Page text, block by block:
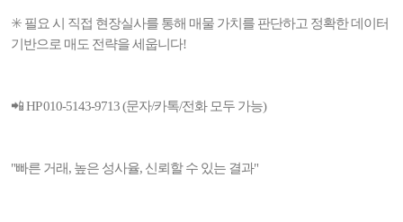
✳️ 필요 시 직접 현장실사를 통해 매물 가치를 판단하고 정확한 데이터
기반으로 매도 전략을 세웁니다!
📲 HP 010-5143-9713 (문자/카톡/전화 모두 가능)
"빠른 거래, 높은 성사율, 신뢰할 수 있는 결과"